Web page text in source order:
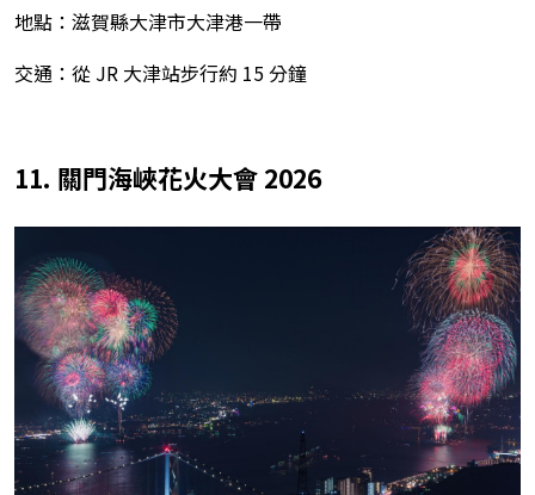
地點：滋賀縣大津市大津港一帶
交通：從 JR 大津站步行約 15 分鐘
11. 關門海峽花火大會 2026